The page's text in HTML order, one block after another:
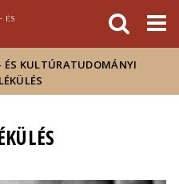
a
ÉS KULTÚRATUDOMÁNYI